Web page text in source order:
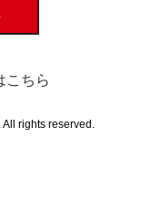
こちら
All rights reserved.